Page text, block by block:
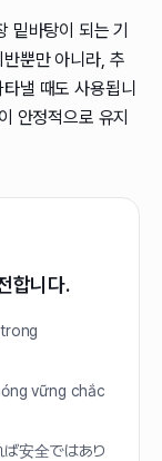
밑바탕이 되는 기
뿐만 아니라, 추
낼 때도 사용됩니
안정적으로 유지
합니다.
vững chắc
安全ではあり